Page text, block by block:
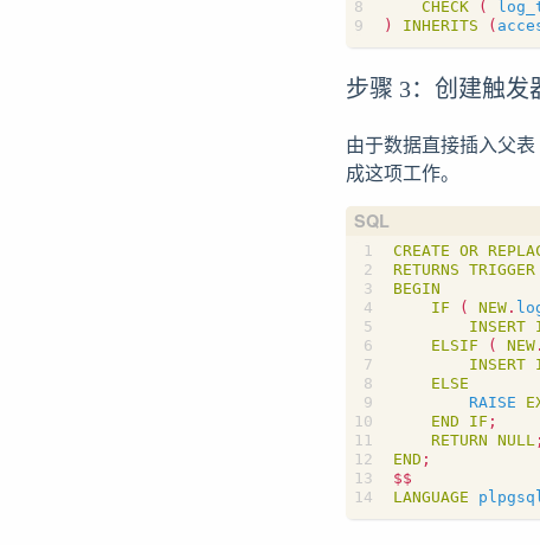
CHECK
(
)
INHERITS (
步骤 3：创建触发
由于数据直接插入父表
成这项工作。
CREATE OR
RETURNS TRIGGER
BEGIN
IF
( NEW .
INSERT
ELSIF
( NEW .
INSERT
ELSE
RAISE
END
IF ;
RETURN NULL ;
END ;
$$
LANGUAGE
plpgsql